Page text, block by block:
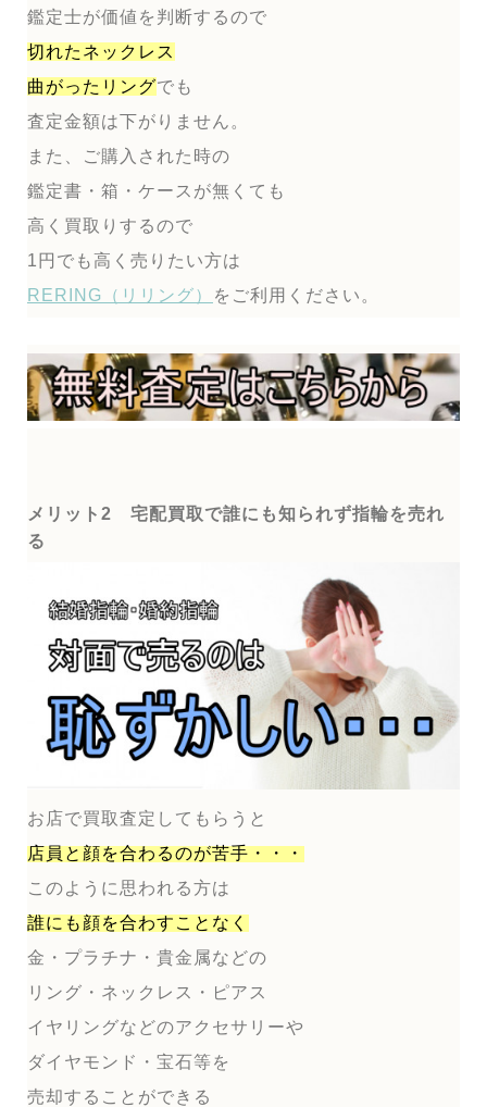
鑑定士が価値を判断するので
切れたネックレス
曲がったリングでも
査定金額は下がりません。
また、ご購入された時の
鑑定書・箱・ケースが無くても
高く買取りするので
1円でも高く売りたい方は
RERING（リリング）
をご利用ください。
メリット2 宅配買取で誰にも知られず指輪を売れ
る
お店で買取査定してもらうと
店員と顔を合わるのが苦手・・・
このように思われる方は
誰にも顔を合わすことなく
金・プラチナ・貴金属などの
リング・ネックレス・ピアス
イヤリングなどのアクセサリーや
ダイヤモンド・宝石等を
売却することができる